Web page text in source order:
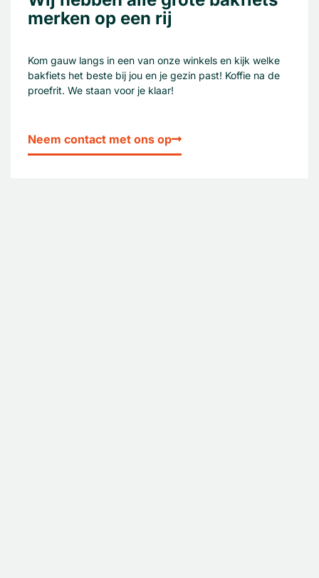
merken op een rij
Kom gauw langs in een van onze winkels en kijk welke
bakfiets het beste bij jou en je gezin past! Koffie na de
proefrit. We staan voor je klaar!
Neem contact met ons op